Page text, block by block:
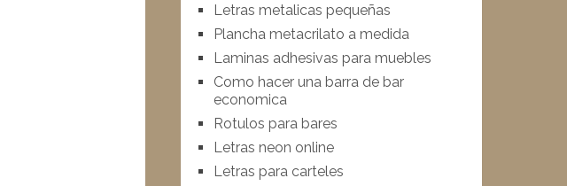
Letras metalicas pequeñas
Plancha metacrilato a medida
Laminas adhesivas para muebles
Como hacer una barra de bar
economica
Rotulos para bares
Letras neon online
Letras para carteles